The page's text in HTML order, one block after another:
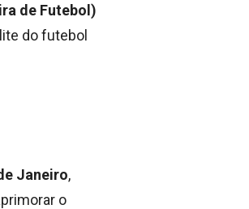
de Futebol)
do futebol
Janeiro,
o